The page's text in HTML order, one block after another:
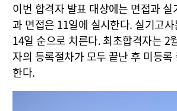
이번 합격자 발표 대상에는 면접과
과 면접은 11일에 실시한다. 실기고
14일 순으로 치른다. 최초합격자는 2
자의 등록절차가 모두 끝난 후 미등
한다.